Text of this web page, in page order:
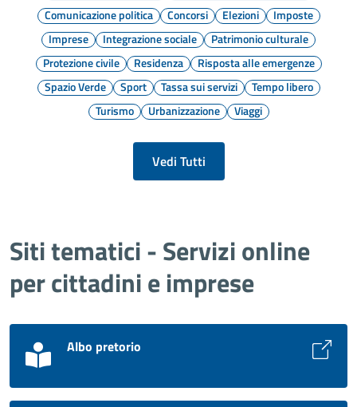
Comunicazione politica
Concorsi Elezioni
Imposte
Imprese
Integrazione sociale
Patrimonio culturale
Protezione civile
Residenza
Risposta alle emergenze
Spazio Verde
Sport Tassa sui servizi
Tempo libero
Turismo
Urbanizzazione Viaggi
Vedi Tutti
Siti tematici - Servizi online
per cittadini e imprese
Albo pretorio